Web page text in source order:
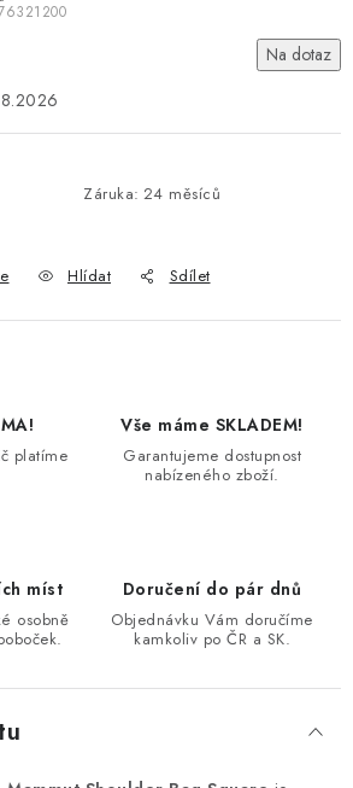
Na dotaz
Záruka: 24 měsíců
Hlídat Sdílet
platíme
Vše máme SKLADEM!
Garantujeme dostupnost
nabízeného zboží.
míst
osobně
Doručení do pár dnů
Objednávku Vám doručíme
kamkoliv po ČR a SK.